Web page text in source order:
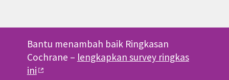
Bantu menambah baik Ringkasan
Cochrane – lengkapkan survey ringkas
ini